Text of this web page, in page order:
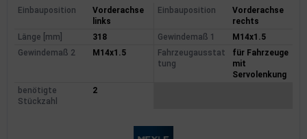
Einbauposition
Vorderachse
links
Einbauposition
Vorderachse
rechts
Länge [mm]
318 Gewindemaß 1
M14x1.5
Gewindemaß 2
M14x1.5
Fahrzeugausstat
tung
für Fahrzeuge
mit
Servolenkung
benötigte
Stückzahl
2
Reifen